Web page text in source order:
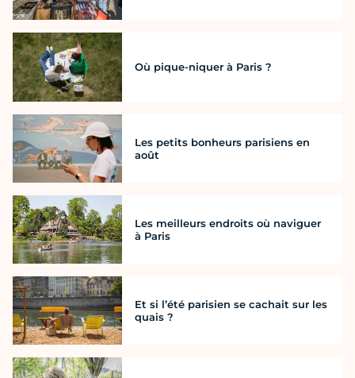
Où pique-niquer à Paris ?
Les petits bonheurs parisiens en
août
Les meilleurs endroits où naviguer
à Paris
Et si l’été parisien se cachait sur les
quais ?